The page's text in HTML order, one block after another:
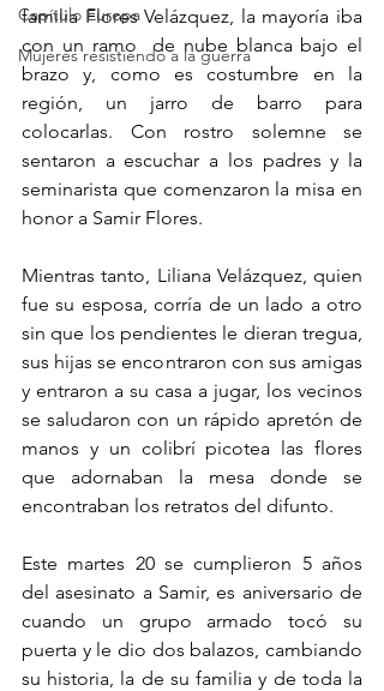
Capítulo Europa
Mujeres resistiendo a la guerra
familia Flores Velázquez, la mayoría iba
con un ramo  de nube blanca bajo el
brazo y, como es costumbre en la
región, un jarro de barro para
colocarlas. Con rostro solemne se
sentaron a escuchar a los padres y la
seminarista que comenzaron la misa en
honor a Samir Flores.
Mientras tanto, Liliana Velázquez, quien
fue su esposa, corría de un lado a otro
sin que los pendientes le dieran tregua,
sus hijas se encontraron con sus amigas
y entraron a su casa a jugar, los vecinos
se saludaron con un rápido apretón de
manos y un colibrí picotea las flores
que adornaban la mesa donde se
encontraban los retratos del difunto.
Este martes 20 se cumplieron 5 años
del asesinato a Samir, es aniversario de
cuando un grupo armado tocó su
puerta y le dio dos balazos, cambiando
su historia, la de su familia y de toda la